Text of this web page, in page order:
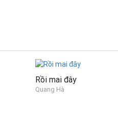
Rồi mai đây
Quang Hà